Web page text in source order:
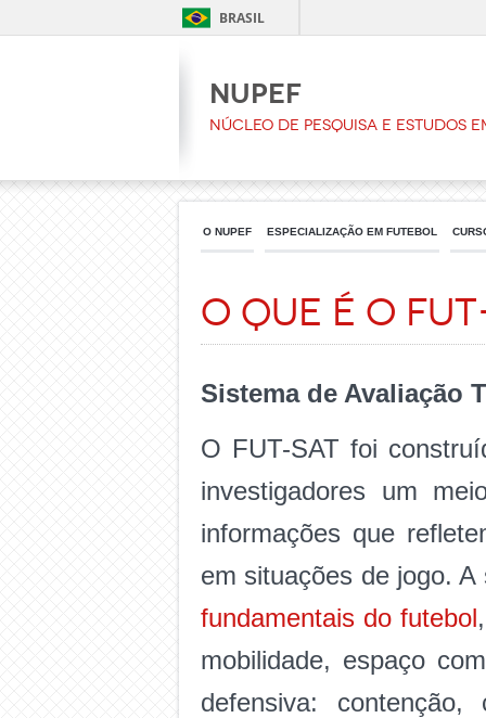
BRASIL
NUPEF
Núcleo de Pesquisa e Estudos
O NUPEF ESPECIALIZAÇÃO EM FUTEBOL
O que é o
Sistema de Avaliação
O FUT-SAT foi
investigadores um
informações que
em situações de jogo.
fundamentais do futebol
mobilidade, espaço
defensiva: